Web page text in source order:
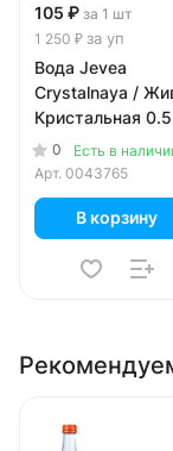
105 ₽ за 1 шт
1 250 ₽ за уп
Вода Jevea
Crystalnaya /
Кристальная 0.5
литра, газ, пэт, 12
шт. в уп.
0
Есть в
Арт. 0043765
В корзину